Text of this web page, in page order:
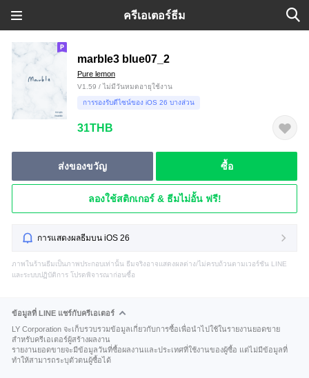
ครีเอเตอร์ธีม
marble3 blue07_2
Pure lemon
V1.59 / ไม่มีวันหมดอายุใช้งาน
การรองรับดีไซน์ของ iOS 26 บางส่วน
31THB
ส่งของขวัญ ซื้อ
ลองใช้สติกเกอร์ & ธีมไม่อั้น ฟรี!
การแสดงผลธีมบน iOS 26
ภาพในร้านธีมเป็นภาพประกอบเท่านั้น ธีมจริงอาจแสดงผลต่าง/ไม่ครบถ้วนตามเวอร์ชัน LINE
และระบบปฏิบัติการ โปรดพิจารณาก่อนซื้อ
ข้อมูลที่ LINE แชร์กับครีเอเตอร์
LY Corporation จะเก็บรวบรวมข้อมูลเกี่ยวกับการซื้อเพื่อนำไปใช้ในรายงานยอดขาย
สำหรับครีเอเตอร์ผู้สร้างผลงาน
รายงานยอดขายจะมีข้อมูลวันที่ซื้อผลงานและประเทศที่ใช้งานของผู้ซื้อ แต่ไม่มีข้อมูลที่
ทำให้สามารถระบุตัวตนผู้ซื้อได้